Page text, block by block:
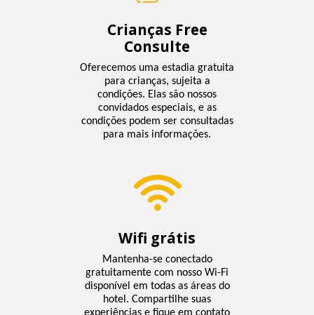
Crianças Free
Consulte
Oferecemos uma estadia gratuita
para crianças, sujeita a
condições. Elas são nossos
convidados especiais, e as
condições podem ser consultadas
para mais informações.
Wifi grátis
Mantenha-se conectado
gratuitamente com nosso Wi-Fi
disponível em todas as áreas do
hotel. Compartilhe suas